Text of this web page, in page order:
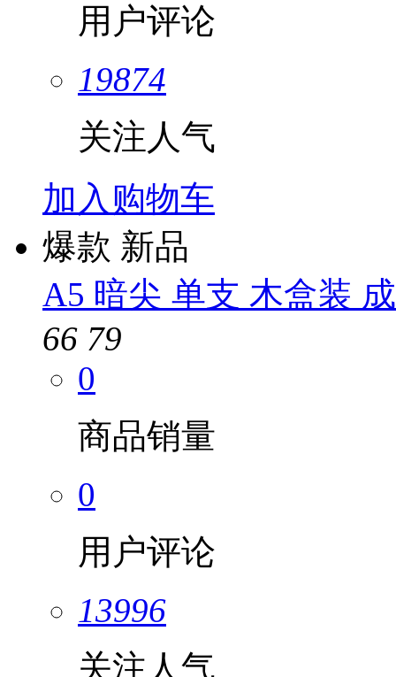
用户评论
19874
关注人气
加入购物车
爆款 新品
A5 暗尖 单支 木盒装
66 79
0
商品销量
0
用户评论
13996
关注人气